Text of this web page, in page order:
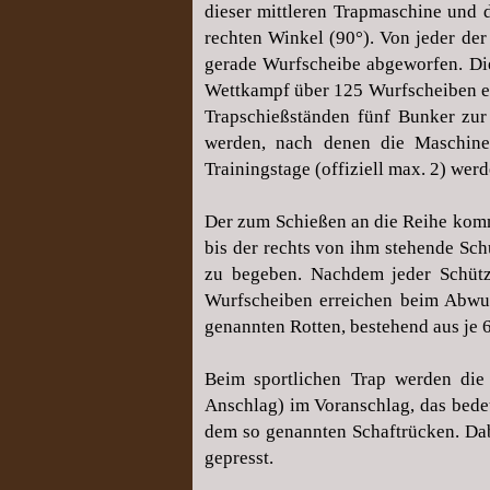
dieser mittleren Trapmaschine
rechten Winkel (90°). Von jeder
gerade Wurfscheibe abgeworfen.
Wettkampf über 125 Wurfscheiben
Trapschießständen fünf Bunker
werden, nach denen die
Trainingstage (offiziell max. 2)
Der zum Schießen an die Reihe
bis der rechts von ihm stehende
zu begeben. Nachdem jeder
Wurfscheiben erreichen beim
genannten Rotten, bestehend aus je
Beim sportlichen Trap werden
Anschlag) im Voranschlag, das
dem so genannten Schaftrücken.
gepresst.